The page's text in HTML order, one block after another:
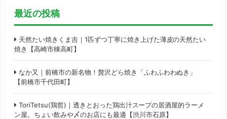
最近の投稿
天然たい焼きくま吉｜1匹ずつ丁寧に焼き上げた薄皮の天然たい
焼き【高崎市棟高町】
なか又｜前橋市の新名物！贅沢どら焼き「ふわふわわぬき」
【前橋市千代田町】
ToriTetsu(鶏哲)｜透きとおった鶏出汁スープの居酒屋的ラーメ
ン屋。ちょい飲みや〆のお店にも最適【渋川市石原】